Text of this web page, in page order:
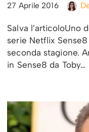
27 Aprile 2016
Salva l’articoloUno
serie Netflix
seconda stagione.
in Sense8 da Toby…